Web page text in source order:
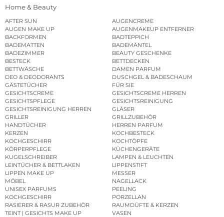
Home & Beauty
AFTER SUN
AUGENCREME
AUGEN MAKE UP
AUGENMAKEUP ENTFERNER
BACKFORMEN
BADTEPPICH
BADEMATTEN
BADEMÄNTEL
BADEZIMMER
BEAUTY GESCHENKE
BESTECK
BETTDECKEN
BETTWÄSCHE
DAMEN PARFUM
DEO & DEODORANTS
DUSCHGEL & BADESCHAUM
GÄSTETÜCHER
FÜR SIE
GESICHTSCREME
GESICHTSCREME HERREN
GESICHTSPFLEGE
GESICHTSREINIGUNG
GESICHTSREINIGUNG HERREN
GLÄSER
GRILLER
GRILLZUBEHÖR
HANDTÜCHER
HERREN PARFUM
KERZEN
KOCHBESTECK
KOCHGESCHIRR
KOCHTÖPFE
KÖRPERPFLEGE
KÜCHENGERÄTE
KUGELSCHREIBER
LAMPEN & LEUCHTEN
LEINTÜCHER & BETTLAKEN
LIPPENSTIFT
LIPPEN MAKE UP
MESSER
MÖBEL
NAGELLACK
UNISEX PARFUMS
PEELING
KOCHGESCHIRR
PORZELLAN
RASIERER & RASUR ZUBEHÖR
RAUMDÜFTE & KERZEN
TEINT | GESICHTS MAKE UP
VASEN